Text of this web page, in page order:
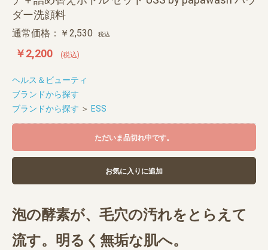
ダー洗顔料
通常価格：￥2,530 税込
￥2,200 (税込)
ヘルス＆ビューティ
ブランドから探す
ブランドから探す ＞ ESS
ただいま品切れ中です。
お気に入りに追加
泡の酵素が、毛穴の汚れをとらえて
流す。明るく無垢な肌へ。